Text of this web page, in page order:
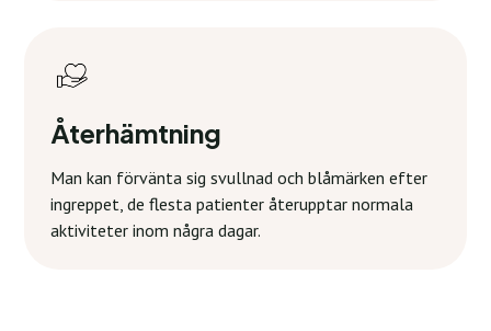
Återhämtning
Man kan förvänta sig svullnad och blåmärken efter
ingreppet, de flesta patienter återupptar normala
aktiviteter inom några dagar.